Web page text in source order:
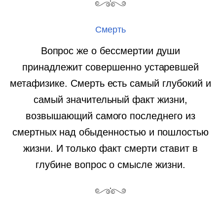
Смерть
Вопрос же о бессмертии души
принадлежит совершенно устаревшей
метафизике. Смерть есть самый глубокий и
самый значительный факт жизни,
возвышающий самого последнего из
смертных над обыденностью и пошлостью
жизни. И только факт смерти ставит в
глубине вопрос о смысле жизни.